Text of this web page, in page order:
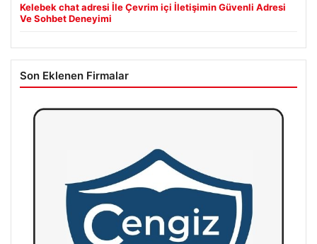
Kelebek chat adresi İle Çevrim içi İletişimin Güvenli Adresi
Ve Sohbet Deneyimi
Son Eklenen Firmalar